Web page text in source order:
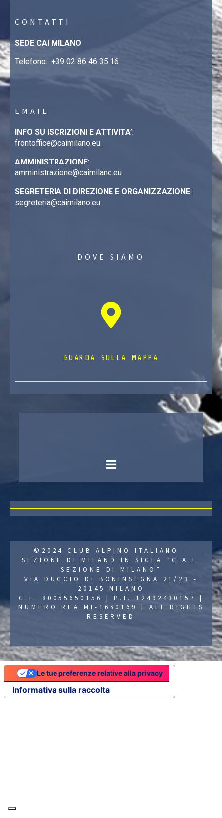
CONTATTI
SEDE CAI MILANO
Telefono: +39 02 86 46 35 16
EMAIL
INFO SU ISCRIZIONI E ATTIVITA’:
frontoffice@caimilano.eu
AMMINISTRAZIONE:
amministrazione@caimilano.eu
SEGRETERIA DI DIREZIONE E ORGANIZZAZIONE:
segreteria@caimilano.eu
DOVE SIAMO
GUARDA SULLA MAPPA
©2024 CLUB ALPINO ITALIANO –
SEZIONE DI MILANO IN SIGLA “C.A.I.
SEZIONE DI MILANO”
VIA DUCCIO DI BONINSEGNA 21/23 -
20145 MILANO
C.F. 80055650156 | P.I. 12492430157 |
NUMERO REA MI-1660169 | ALL RIGHTS
RESERVED
Informativa sulla raccolta
Le tue preferenze relative alla privacy